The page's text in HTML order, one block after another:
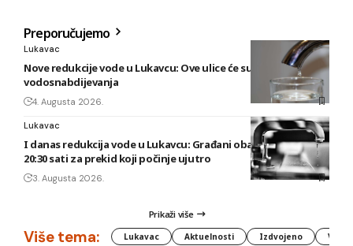
Preporučujemo
Lukavac
Nove redukcije vode u Lukavcu: Ove ulice će sutra biti bez
vodosnabdijevanja
4. Augusta 2026.
Lukavac
I danas redukcija vode u Lukavcu: Građani obaviješteni tek u
20:30 sati za prekid koji počinje ujutro
3. Augusta 2026.
Prikaži više
Više tema: Lukavac Aktuelnosti Izdvojeno